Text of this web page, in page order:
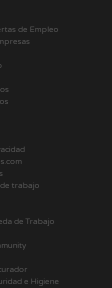
de Empleo
trabajo
de Trabajo
e Higiene